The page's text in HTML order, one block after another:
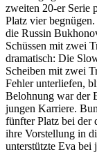
zweiten 20-er Serie
Platz vier
die Russin
Schüssen mit zwei
dramatisch: Die
Scheiben mit zwei
Fehler unterliefen,
Belohnung war der
jungen Karriere.
fünfter Platz bei der
ihre Vorstellung in
unterstützte Eva bei